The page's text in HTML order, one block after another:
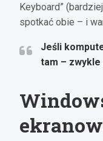
Keyboard”
spotkać obie – i
Jeśli
tam – zwykle